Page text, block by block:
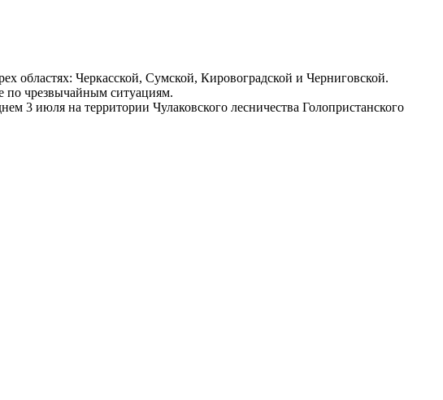
областях: Черкасской, Сумской, Кировоградской и Черниговской.
по чрезвычайным ситуациям.
3 июля на территории Чулаковского лесничества Голопристанского